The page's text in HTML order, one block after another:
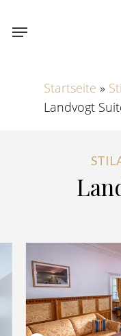
Menu
Startseite »
Landvogt